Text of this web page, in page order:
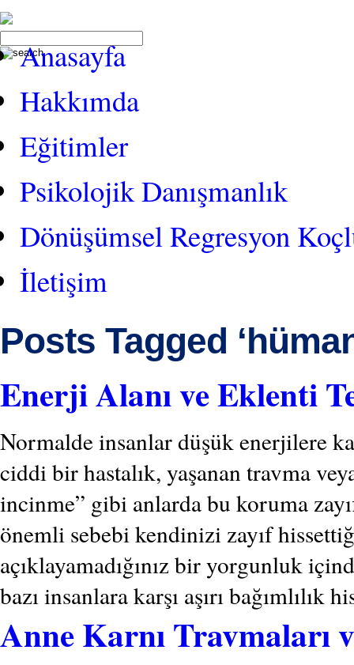
Anasayfa
Hakkımda
Eğitimler
Psikolojik Danışmanlık
Dönüşümsel Regresyon
İletişim
Posts Tagged
Enerji Alanı ve Eklenti
Normalde insanlar düşük enerjilere
ciddi bir hastalık, yaşanan travma
incinme” gibi anlarda bu koruma
önemli sebebi kendinizi zayıf
açıklayamadığınız bir yorgunluk
bazı insanlara karşı aşırı bağımlılık
Anne Karnı Travmaları